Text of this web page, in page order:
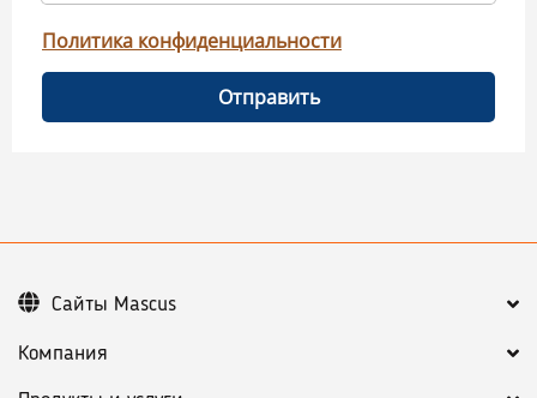
Политика конфиденциальности
Отправить
Компания
Сайты Mascus